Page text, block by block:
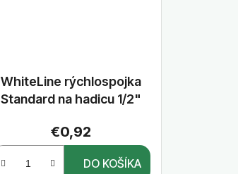
WhiteLine rýchlospojka
Standard na hadicu 1/2"
€0,92
DO KOŠÍKA